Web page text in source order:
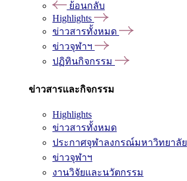
ย้อนกลับ
Highlights
ข่าวสารทั้งหมด
ข่าวจุฬาฯ
ปฏิทินกิจกรรม
ข่าวสารและกิจกรรม
Highlights
ข่าวสารทั้งหมด
ประกาศจุฬาลงกรณ์มหาวิทยาลัย
ข่าวจุฬาฯ
งานวิจัยและนวัตกรรม